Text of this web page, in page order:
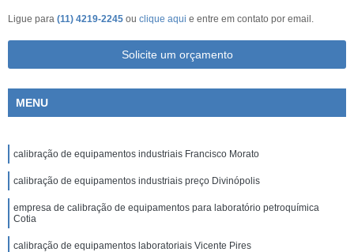
Ligue para (11) 4219-2245 ou clique aqui e entre em contato por email.
Solicite um orçamento
MENU
calibração de equipamentos industriais Francisco Morato
calibração de equipamentos industriais preço Divinópolis
empresa de calibração de equipamentos para laboratório petroquímica
Cotia
calibração de equipamentos laboratoriais Vicente Pires